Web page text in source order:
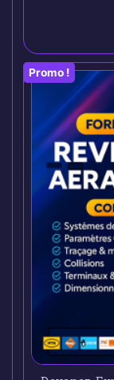
Promo !